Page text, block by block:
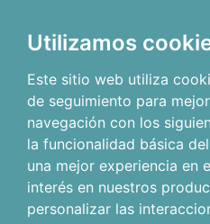
Utilizamos
Este sitio web utiliza
de seguimiento para
navegación con los
la funcionalidad básica
una mejor experiencia en
interés en nuestros
personalizar las